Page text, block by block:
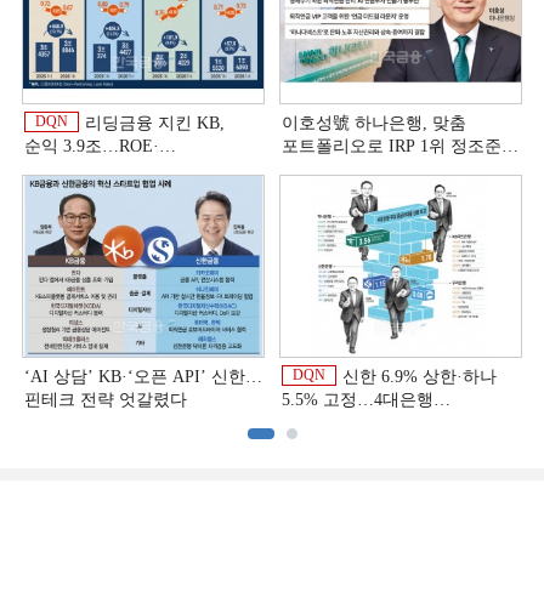
DQN
리딩금융 지킨 KB,
순익 3.9조…ROE·
상반기 금융 리그테이블]
이호성號 하나은행, 맞춤
포트폴리오로 IRP 1위 정조준
‘AI 상담’ KB·‘오픈 API’ 신한…
핀테크 전략 엇갈렸다
DQN
신한 6.9% 상한·하나
5.5% 고정…4대은행